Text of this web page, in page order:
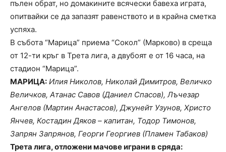
пълен обрат, но домакините всячески бавеха играта,
опитвайки се да запазят равенството и в крайна сметка
успяха.
В събота “Марица” приема “Сокол” (Марково) в среща
от 12-ти кръг в Трета лига, а двубоят е от 16 часа, на
стадион “Марица”.
МАРИЦА: Илия Николов, Николай Димитров, Величко
Величков, Атанас Савов (Даниел Спасов), Лъчезар
Ангелов (Мартин Анастасов), Джунейт Узунов, Христо
Янчев, Костадин Дяков – капитан, Тодор Тимонов,
Запрян Запрянов, Георги Георгиев (Пламен Табаков)
Трета лига, отложени мачове играни в сряда: